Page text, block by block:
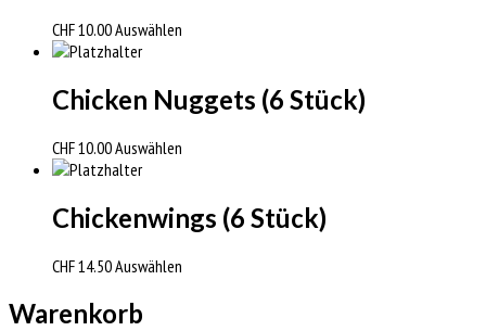
CHF10.00Auswählen
Chicken Nuggets (6 Stück)
CHF10.00Auswählen
Chickenwings (6 Stück)
CHF14.50Auswählen
Warenkorb